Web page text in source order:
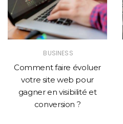
BUSINESS
Comment faire évoluer
votre site web pour
gagner en visibilité et
conversion ?